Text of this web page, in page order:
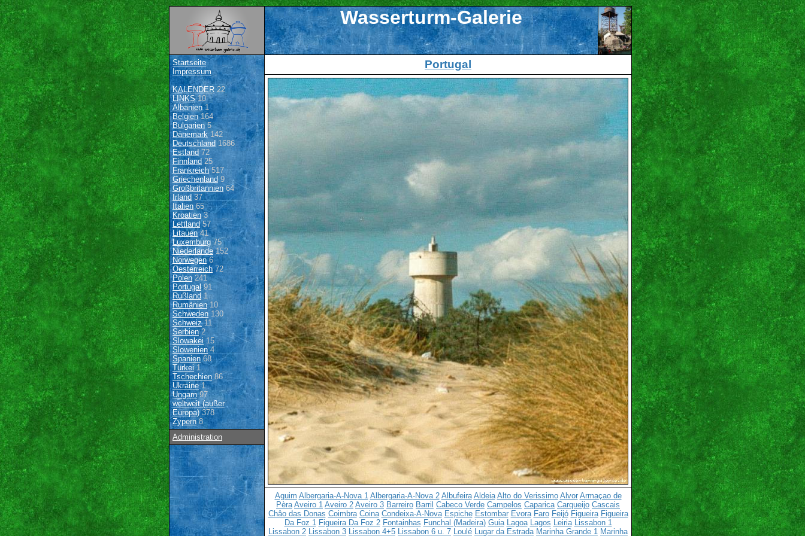
Wasserturm-Galerie
Startseite
Impressum
KALENDER22
LINKS10
Albanien1
Belgien164
Bulgarien 5
Dänemark142
Deutschland 1686
Estland 72
Finnland 25
Frankreich517
Griechenland9
Großbritannien64
Irland 37
Italien65
Kroatien3
Lettland57
Litauen41
Luxemburg 75
Niederlande152
Norwegen6
Oesterreich72
Polen 241
Portugal91
Rußland 1
Rumänien10
Schweden 130
Schweiz11
Serbien2
Slowakei15
Slowenien4
Spanien68
Türkei1
Tschechien 86
Ukraine1
Ungarn97
weltweit (außer
Europa)378
Zypern8
Administration
Portugal
Aguim Albergaria-A-Nova 1 Albergaria-A-Nova 2 Albufeira Aldeia Alto do Verissimo Alvor Armaçao de
Pèra Aveiro 1 Aveiro 2 Aveiro 3 Barreiro Barril Cabeco Verde Campelos Caparica Carqueijo Cascais
Châo das Donas Coimbra Coina Condeixa-A-Nova Espiche Estombar Evora Faro Feijó Figueira Figueira
Da Foz 1 Figueira Da Foz 2 Fontainhas Funchal (Madeira) Guia Lagoa Lagos Leiria Lissabon 1
Lissabon 2 Lissabon 3 Lissabon 4+5 Lissabon 6 u. 7 Loulé Lugar da Estrada Marinha Grande 1 Marinha